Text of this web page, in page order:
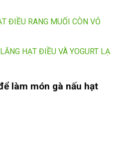
ĐIỀU RANG MUỐI CÒN VỎ
HẠT ĐIỀU VÀ YOGURT LẠ
làm món gà nấu hạt